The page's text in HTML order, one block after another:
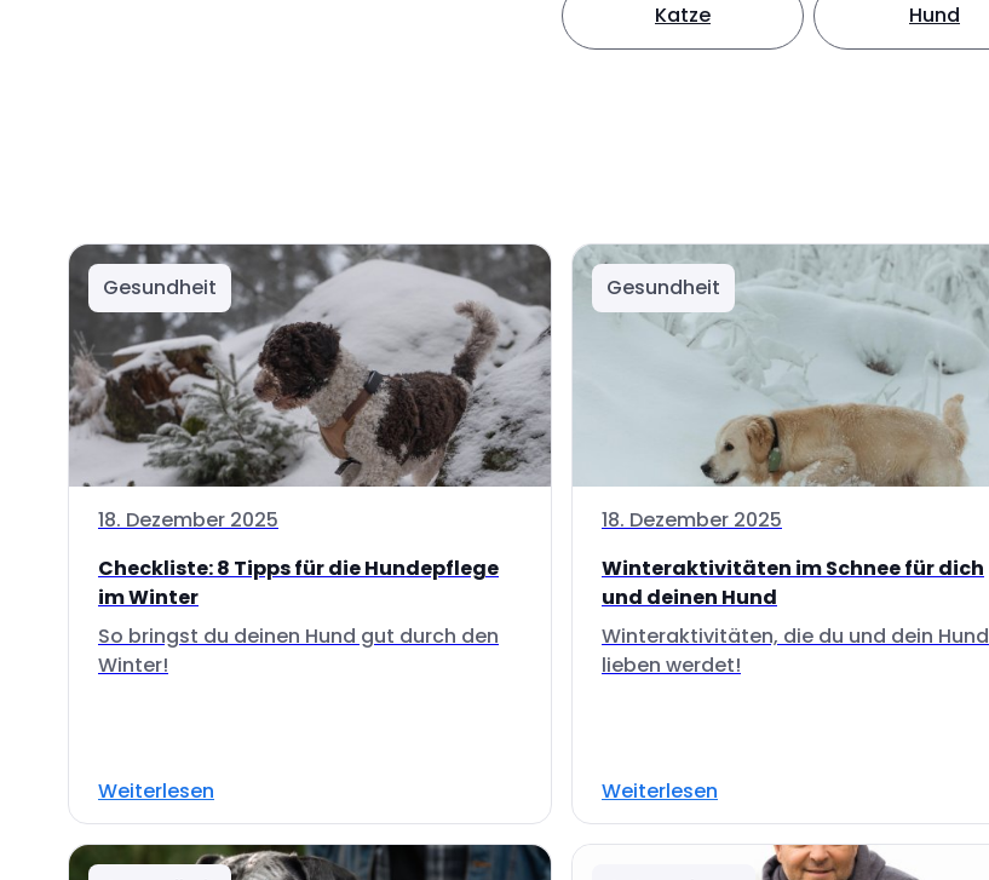
Katze Hund
Gesundheit
18. Dezember 2025
Checkliste: 8 Tipps für die Hundepflege
im Winter
So bringst du deinen Hund gut durch den
Winter!
Weiterlesen
Gesundheit
18. Dezember 2025
Winteraktivitäten im Schnee für dich
und deinen Hund
Winteraktivitäten, die du und dein Hund
lieben werdet!
Weiterlesen